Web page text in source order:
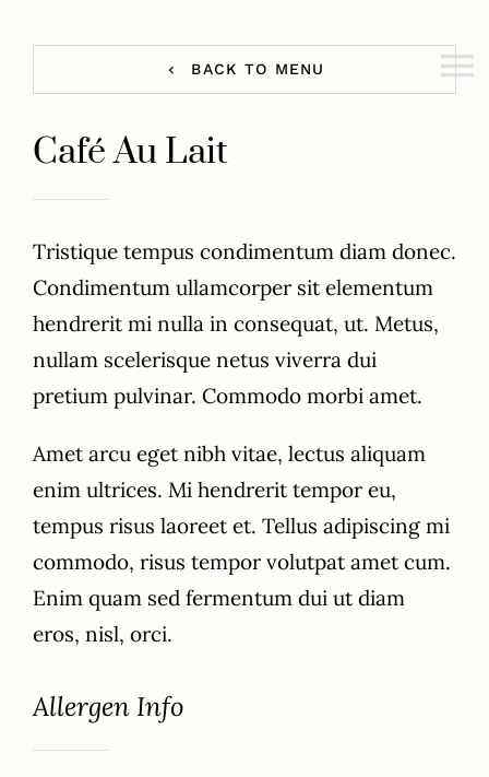
innehållet
Hem
Catering
Om oss
Kontakt
Vinklubben
BACK TO MENU
Café Au Lait
Tristique tempus condimentum diam donec.
Condimentum ullamcorper sit elementum
hendrerit mi nulla in consequat, ut. Metus,
nullam scelerisque netus viverra dui
pretium pulvinar. Commodo morbi amet.
Amet arcu eget nibh vitae, lectus aliquam
enim ultrices. Mi hendrerit tempor eu,
tempus risus laoreet et. Tellus adipiscing mi
commodo, risus tempor volutpat amet cum.
Enim quam sed fermentum dui ut diam
eros, nisl, orci.
Allergen Info